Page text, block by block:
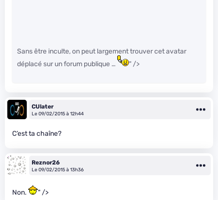
Sans être inculte, on peut largement trouver cet avatar
déplacé sur un forum publique …
" />
CUlater
Le 09/02/2015 à 12h44
C’est ta chaîne?
Reznor26
Le 09/02/2015 à 13h36
Non. " />